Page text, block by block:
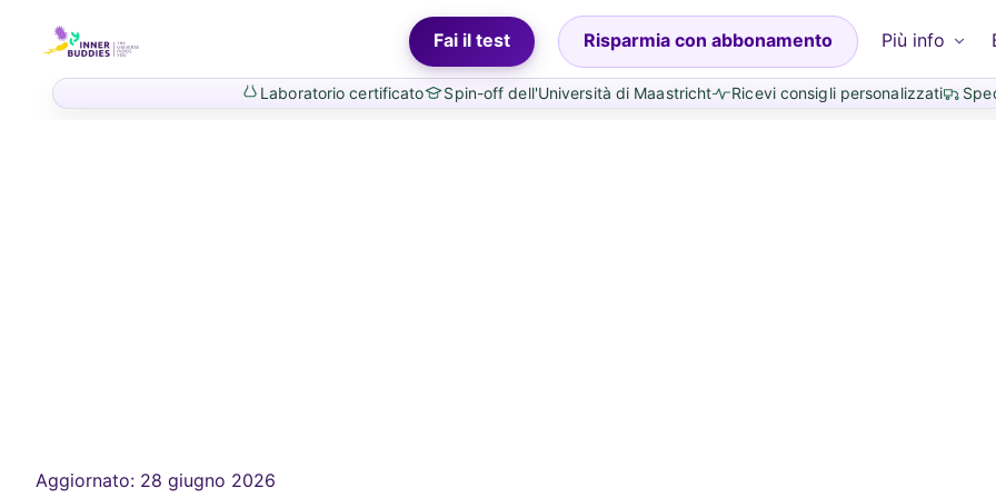
contenutiInnerBuddies Fai il test Risparmia con abbonamento Più info
Laboratorio certificato Spin-off dell'Università di Maastricht Ricevi consigli personalizzati
Aggiornato: 28 giugno 2026